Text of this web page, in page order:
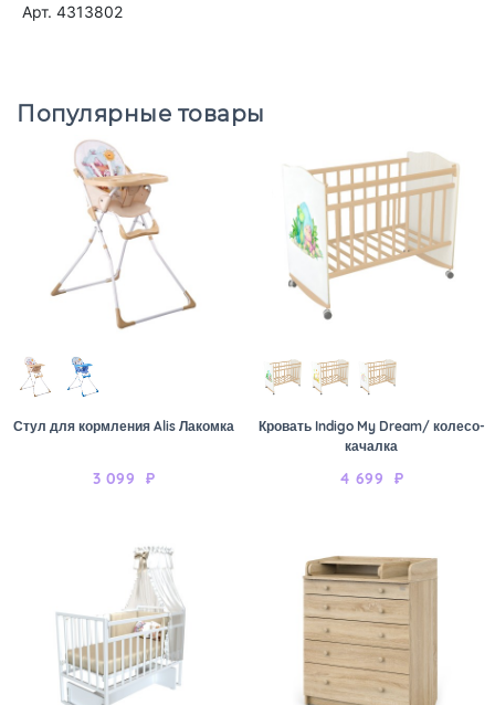
Арт. 4313802
Популярные товары
Стул для кормления Alis Лакомка
3 099 ₽
Кровать Indigo My Dream/ колесо-
качалка
4 699 ₽